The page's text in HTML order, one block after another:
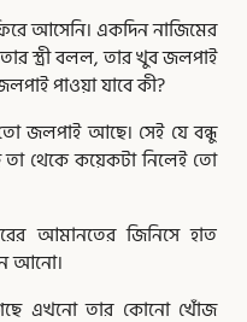
আসেনি। একদিন নাজিমের
তার স্ত্রী বলল, তার খুব জলপাই
পাওয়া যাবে কী?
জলপাই আছে। সেই যে বন্ধু
থেকে কয়েকটা নিলেই তো
আমানতের জিনিসে হাত
আনো।
এখনো তার কোনো খোঁজ